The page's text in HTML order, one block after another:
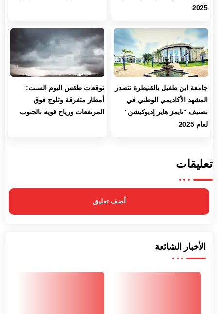
2025
جامعة ابن طفيل بالقنيطرة تتصدر
المشهد الأكاديمي الوطني في
تصنيف "تايمز هاير إديوكيشن"
لعام 2025
توقعات طقس اليوم السبت:
أمطار متفرقة وثلوج فوق
المرتفعات ورياح قوية بالجنوب
تعليقات
أضف تعليق
الأخبار الشائعة